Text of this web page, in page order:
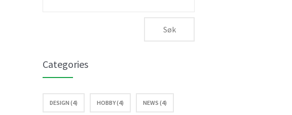
Categories
DESIGN (4) HOBBY (4) NEWS (4)